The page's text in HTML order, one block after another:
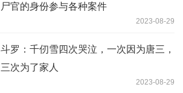
尸官的身份参与各种案件
2023-08-29
斗罗：千仞雪四次哭泣，一次因为唐三，
三次为了家人
2023-08-29